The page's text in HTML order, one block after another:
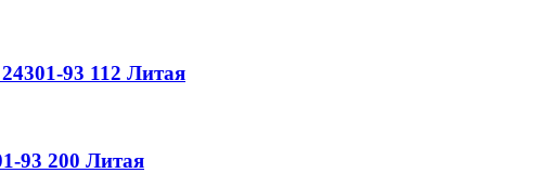
93 112 Литая
93 200 Литая